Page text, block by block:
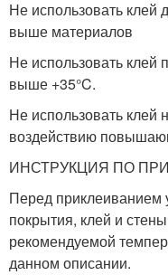
Не использовать
выше материалов
Не использовать клей
выше +35°C.
Не использовать клей
воздействию
ИНСТРУКЦИЯ ПО
Перед приклеиванием
покрытия, клей и
рекомендуемой
данном описании.